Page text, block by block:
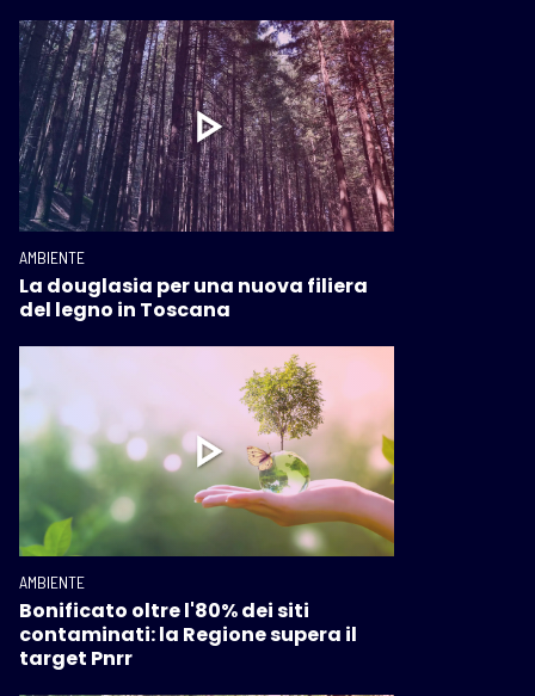
AMBIENTE
La douglasia per una nuova filiera
del legno in Toscana
AMBIENTE
Bonificato oltre l'80% dei siti
contaminati: la Regione supera il
target Pnrr